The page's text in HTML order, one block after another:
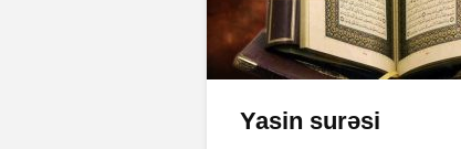
Yasin surəsi